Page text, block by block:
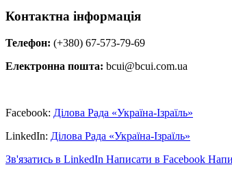
Контактна інформація
Телефон: (+380) 67-573-79-69
Електронна пошта: bcui@bcui.com.ua
Facebook: Ділова Рада «Україна-Ізраїль»
LinkedIn: Ділова Рада «Україна-Ізраїль»
Зв'язатись в LinkedIn Написати в Facebook